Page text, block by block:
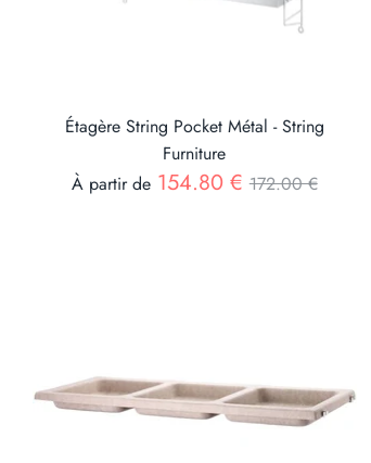
Étagère String Pocket Métal - String
Furniture
À partir de 154.80 €Prix
172.00 €